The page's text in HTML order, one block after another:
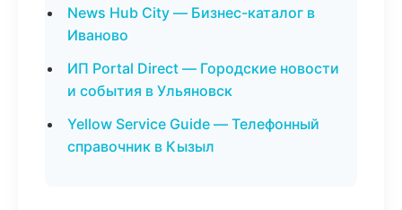
News Hub City — Бизнес-каталог в
Иваново
ИП Portal Direct — Городские новости
и события в Ульяновск
Yellow Service Guide — Телефонный
справочник в Кызыл